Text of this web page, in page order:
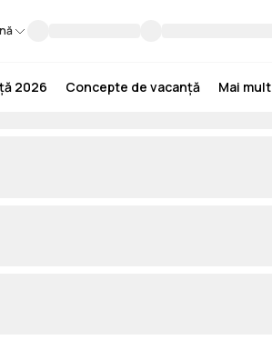
2026 Concepte de vacanță Mai mult